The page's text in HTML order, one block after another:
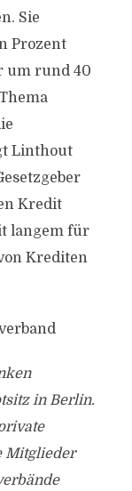
Sie
Prozent
um rund 40
Linthout
Kredit
langem für
Krediten
in Berlin.
Mitglieder